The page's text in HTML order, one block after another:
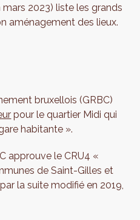
mars 2023) liste les grands
aménagement des lieux.
bruxellois (GRBC)
pour le quartier Midi qui
habitante ».
approuve le CRU4 «
de Saint-Gilles et
la suite modifié en 2019,